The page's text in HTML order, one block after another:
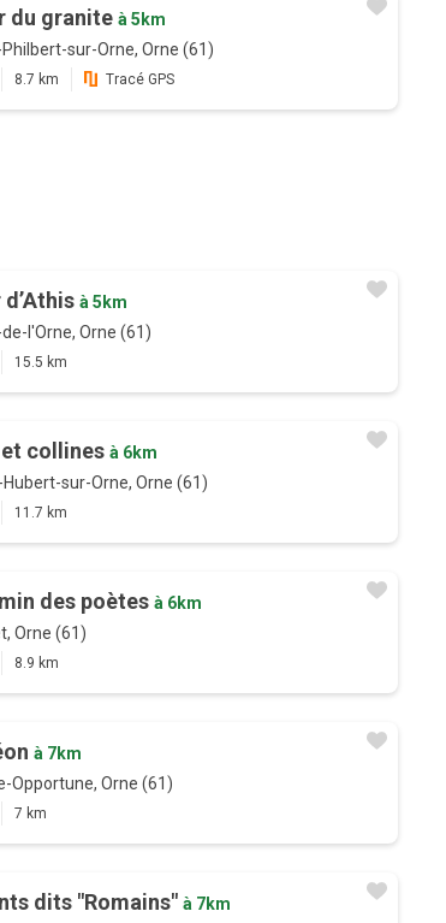
du granite à 5km
sur-Orne, Orne (61)
8.7 km Tracé GPS
à 5km
l'Orne, Orne (61)
15.5 km
collines à 6km
Hubert-sur-Orne, Orne (61)
11.7 km
des poètes à 6km
Orne (61)
8.9 km
à 7km
Opportune, Orne (61)
7 km
dits "Romains" à 7km